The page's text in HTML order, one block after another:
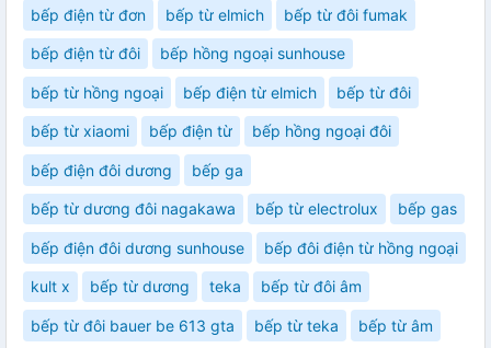
bếp điện từ đơn bếp từ elmich bếp từ đôi fumak
bếp điện từ đôi bếp hồng ngoại sunhouse
bếp từ hồng ngoại bếp điện từ elmich bếp từ đôi
bếp từ xiaomi bếp điện từ bếp hồng ngoại đôi
bếp điện đôi dương bếp ga
bếp từ dương đôi nagakawa bếp từ electrolux bếp gas
bếp điện đôi dương sunhouse bếp đôi điện từ hồng ngoại
kult x bếp từ dương teka bếp từ đôi âm
bếp từ đôi bauer be 613 gta bếp từ teka bếp từ âm